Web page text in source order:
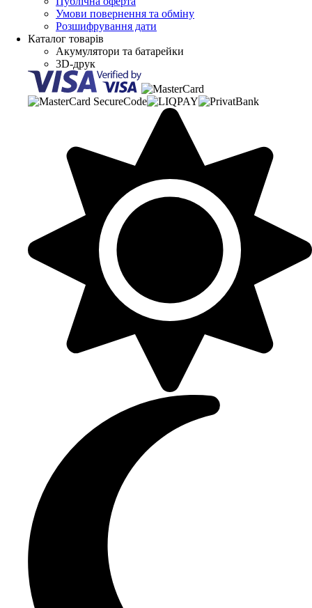
Умови повернення та обміну
Розшифрування дати
Каталог товарів
Акумулятори та батарейки
3D-друк